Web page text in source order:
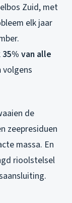
Zuid, met
elk jaar
van alle
volgens
de
zeepresiduen
massa. En
rioolstelsel